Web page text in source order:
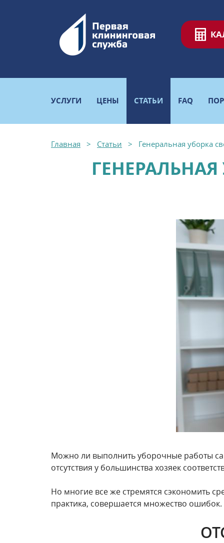
УСЛУГИ ЦЕНЫ СТАТЬИ FAQ
Главная Статьи Генеральная уборка
Можно ли выполнить уборочные работы
отсутствия у большинства хозяек
Но многие все же стремятся сэкономить
практика, совершается множество